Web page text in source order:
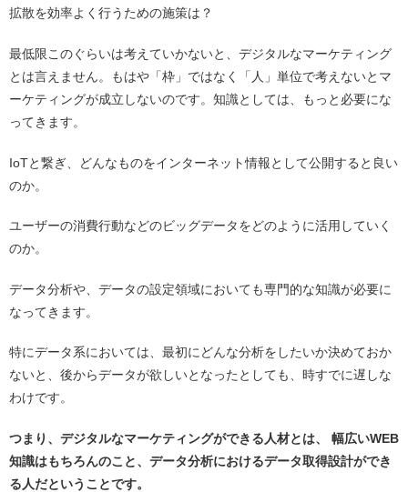
拡散を効率よく行うための施策は？
最低限このぐらいは考えていかないと、デジタルなマーケティング
とは言えません。もはや「枠」ではなく「人」単位で考えないとマ
ーケティングが成立しないのです。知識としては、もっと必要にな
ってきます。
IoTと繋ぎ、どんなものをインターネット情報として公開すると良い
のか。
ユーザーの消費行動などのビッグデータをどのように活用していく
のか。
データ分析や、データの設定領域においても専門的な知識が必要に
なってきます。
特にデータ系においては、最初にどんな分析をしたいか決めておか
ないと、後からデータが欲しいとなったとしても、時すでに遅しな
わけです。
つまり、デジタルなマーケティングができる人材とは、 幅広いWEB
知識はもちろんのこと、データ分析におけるデータ取得設計ができ
る人だということです。